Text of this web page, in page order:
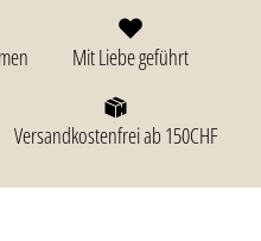
Mit Liebe geführt
Versandkostenfrei ab 150CHF